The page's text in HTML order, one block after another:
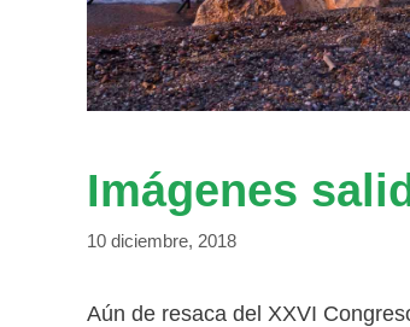
Imágenes
10 diciembre, 2018
Aún de resaca del XXVI